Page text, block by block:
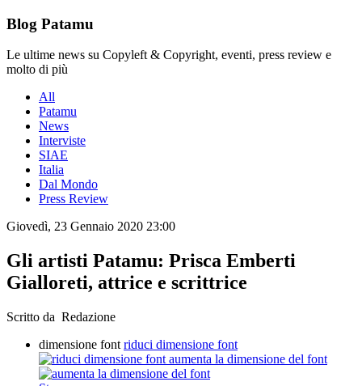
Blog Patamu
Le ultime news su Copyleft & Copyright, eventi, press review e
molto di più
All
Patamu
News
Interviste
SIAE
Italia
Dal Mondo
Press Review
Giovedì, 23 Gennaio 2020 23:00
Gli artisti Patamu: Prisca Emberti
Gialloreti, attrice e scrittrice
Scritto da Redazione
dimensione font riduci dimensione font
aumenta la dimensione del font